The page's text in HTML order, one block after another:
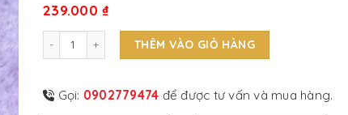
239.000 ₫
Vòng Trầm Mix Tỳ Hưu số lượng
THÊM VÀO GIỎ HÀNG
Gọi: 0902779474 để được tư vấn và mua hàng.